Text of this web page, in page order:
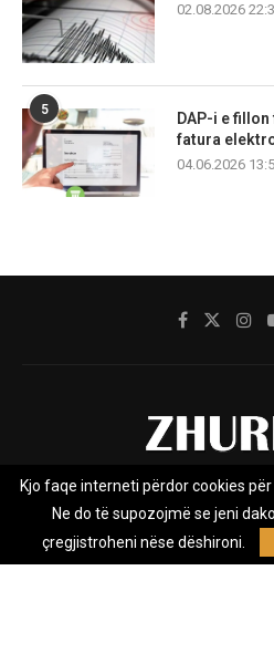
02.08.2026
5
DAP-i e
fatura
04.06.2026
Rreth nesh Impresumi
Privacy
Zhurnal.mk është Agjenci e Lajmeve
Kjo faqe interneti përdor cookies
Ne do të supozojmë se jeni
çregjistroheni nëse dëshironi.